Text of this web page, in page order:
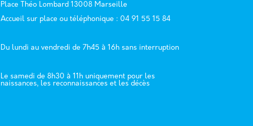
Place Théo Lombard 13008 Marseille
Accueil sur place ou téléphonique : 04 91 55 15 84
Du lundi au vendredi de 7h45 à 16h sans interruption
Le samedi de 8h30 à 11h uniquement pour les
naissances, les reconnaissances et les décès